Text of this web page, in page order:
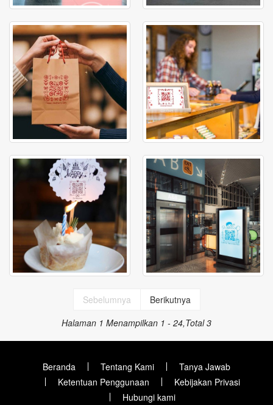
Sebelumnya
Berikutnya
Halaman 1 Menampilkan 1 - 24,Total 3
Beranda Tentang Kami
Tanya Jawab
Ketentuan Penggunaan
Kebijakan Privasi
Hubungi kami